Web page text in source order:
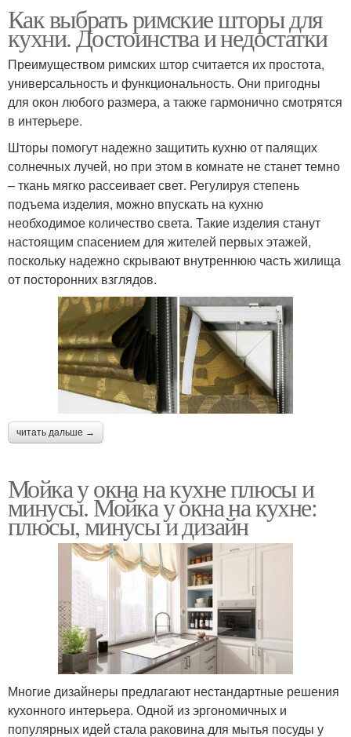
Как выбрать римские шторы для
кухни. Достоинства и недостатки
Преимуществом римских штор считается их простота,
универсальность и функциональность. Они пригодны
для окон любого размера, а также гармонично смотрятся
в интерьере.
Шторы помогут надежно защитить кухню от палящих
солнечных лучей, но при этом в комнате не станет темно
– ткань мягко рассеивает свет. Регулируя степень
подъема изделия, можно впускать на кухню
необходимое количество света. Такие изделия станут
настоящим спасением для жителей первых этажей,
поскольку надежно скрывают внутреннюю часть жилища
от посторонних взглядов.
читать дальше →
Мойка у окна на кухне плюсы и
минусы. Мойка у окна на кухне:
плюсы, минусы и дизайн
Многие дизайнеры предлагают нестандартные решения
кухонного интерьера. Одной из эргономичных и
популярных идей стала раковина для мытья посуды у